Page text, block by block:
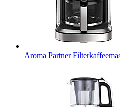
Aroma Partner